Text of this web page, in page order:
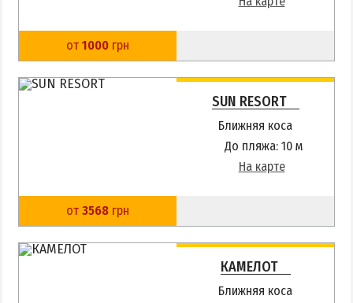
Отдых в сентябре
Недорогой отдых
от 1000 грн
SUN RESORT
Ближняя коса
До пляжа: 10 м
На карте
от 3568 грн
КАМЕЛОТ
Ближняя коса